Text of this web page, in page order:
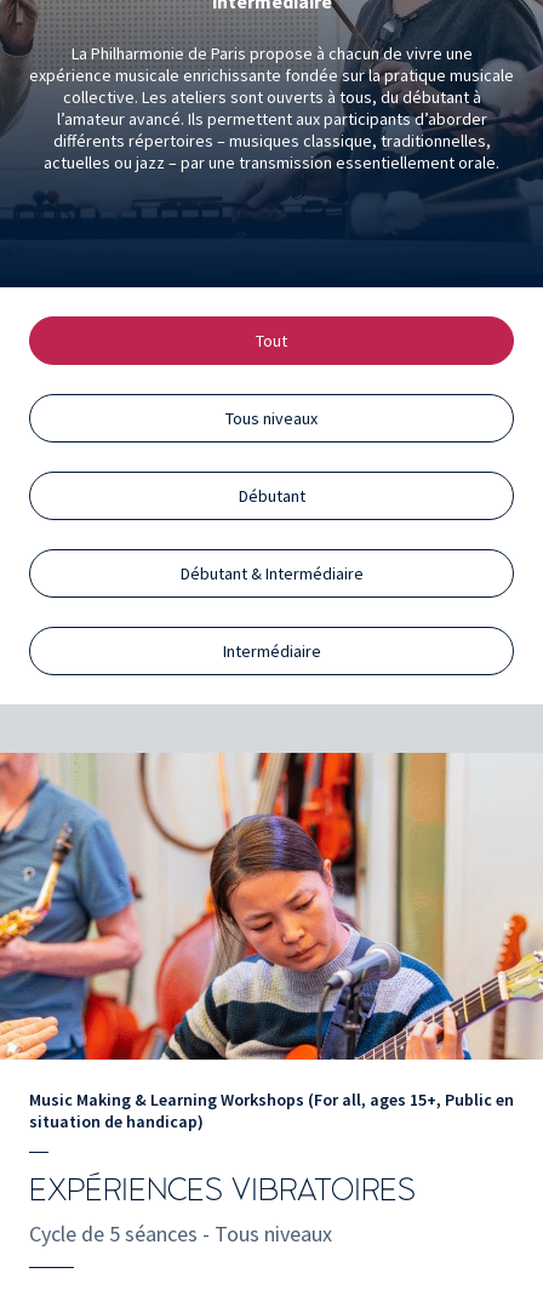
La Philharmonie de Paris propose à chacun de vivre une
expérience musicale enrichissante fondée sur la pratique musicale
collective. Les ateliers sont ouverts à tous, du débutant à
l’amateur avancé. Ils permettent aux participants d’aborder
différents répertoires – musiques classique, traditionnelles,
actuelles ou jazz – par une transmission essentiellement orale.
Tout
Tous niveaux
Débutant
Débutant & Intermédiaire
Intermédiaire
Music Making & Learning Workshops (For all, ages 15+, Public en
situation de handicap)
EXPÉRIENCES VIBRATOIRES
Cycle de 5 séances - Tous niveaux